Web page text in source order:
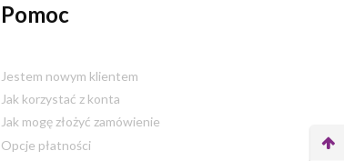
Pomoc
Jestem nowym klientem
Jak korzystać z konta
Jak mogę złożyć zamówienie
Opcje płatności